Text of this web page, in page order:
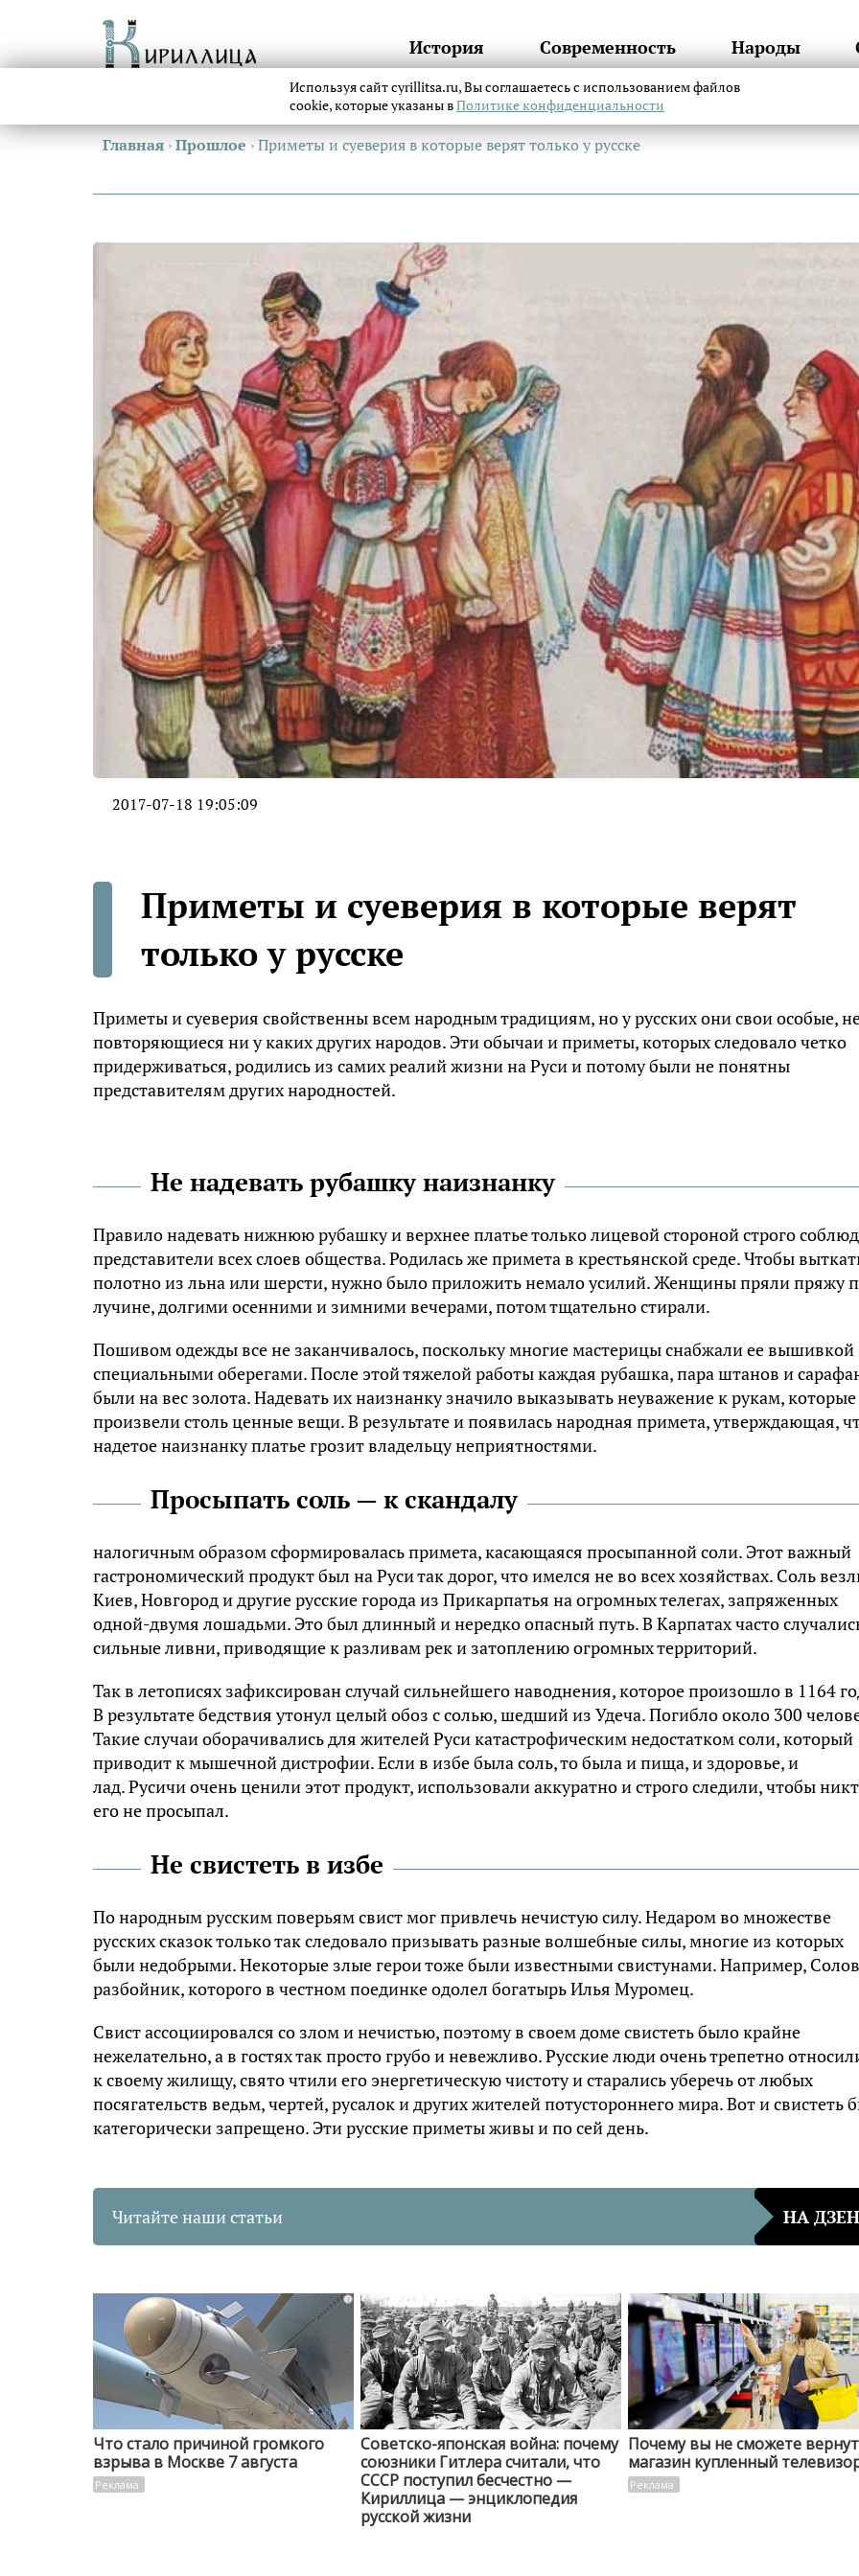
История Современность Народы
Главная ›Прошлое ›Приметы и суеверия в которые верят только у русске
2017-07-18 19:05:09
Приметы и суеверия в которые верят
только у русске
Приметы и суеверия свойственны всем народным традициям, но у русских они свои особые,
повторяющиеся ни у каких других народов. Эти обычаи и приметы, которых следовало четко
придерживаться, родились из самих реалий жизни на Руси и потому были не понятны
представителям других народностей.
Не надевать рубашку наизнанку
Правило надевать нижнюю рубашку и верхнее платье только лицевой стороной строго
представители всех слоев общества. Родилась же примета в крестьянской среде. Чтобы
полотно из льна или шерсти, нужно было приложить немало усилий. Женщины пряли пряжу
лучине, долгими осенними и зимними вечерами, потом тщательно стирали.
Пошивом одежды все не заканчивалось, поскольку многие мастерицы снабжали ее вышивкой
специальнымиоберегами. После этой тяжелой работы каждая рубашка, пара штанов и
были на вес золота. Надевать их наизнанку значило выказывать неуважение к рукам, которые
произвели столь ценные вещи. В результате и появилась народная примета, утверждающая,
надетое наизнанку платье грозит владельцу неприятностями.
Просыпать соль — к скандалу
налогичным образом сформировалась примета, касающаяся просыпанной соли. Этот важный
гастрономический продукт был на Руси так дорог, что имелся не во всех хозяйствах. Соль
Киев, Новгород и другие русские города из Прикарпатья на огромных телегах, запряженных
одной-двумя лошадьми. Это был длинный и нередко опасный путь. В Карпатах часто
сильные ливни, приводящие к разливам рек и затоплению огромных территорий.
Так в летописях зафиксирован случай сильнейшего наводнения, которое произошло в 1164
В результате бедствия утонул целый обоз с солью, шедший из Удеча. Погибло около 300
Такие случаи оборачивались для жителей Руси катастрофическим недостатком соли, который
приводит к мышечной дистрофии. Если в избе была соль, то была и пища, и здоровье, и
лад.Русичиочень ценили этот продукт, использовали аккуратно и строго следили, чтобы
его не просыпал.
Не свистеть в избе
По народным русским поверьям свист мог привлечь нечистую силу. Недаром во множестве
русских сказок только так следовало призывать разные волшебные силы, многие из которых
были недобрыми. Некоторые злые герои тоже были известными свистунами. Например,
разбойник, которого в честном поединке одолел богатырь Илья Муромец.
Свист ассоциировался со злом и нечистью, поэтому в своем доме свистеть было крайне
нежелательно, а в гостях так просто грубо и невежливо. Русские люди очень трепетно
к своему жилищу, свято чтили его энергетическую чистоту и старались уберечь от любых
посягательств ведьм, чертей, русалок и других жителей потустороннего мира. Вот и свистеть
категорически запрещено. Эти русские приметы живы и по сей день.
Читайте наши статьи НА ДЗЕН
i
Что стало причиной громкого
взрыва в Москве 7 августа
Советско-японская война: почему
союзники Гитлера считали, что
СССР поступил бесчестно —
Кириллица — энциклопедия
русской жизни
Почему вы не сможете
магазин купленный
Используя сайт cyrillitsa.ru, Вы соглашаетесь с использованием файлов
cookie, которые указаны вПолитике конфиденциальности